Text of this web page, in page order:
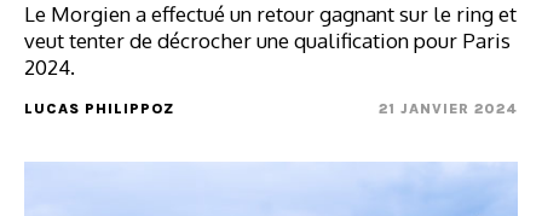
Le Morgien a effectué un retour gagnant sur le ring et
veut tenter de décrocher une qualification pour Paris
2024.
LUCAS PHILIPPOZ 21 JANVIER 2024